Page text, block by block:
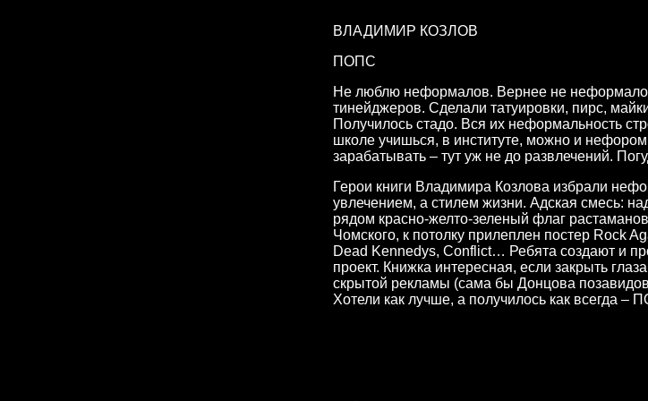
ВЛАДИМИР КОЗЛОВ
ПОПС
Не люблю неформалов. Вернее не
тинейджеров. Сделали татуировки, пирс,
Получилось стадо. Вся их неформальность
школе учишься, в институте, можно и
зарабатывать – тут уж не до развлечений.
Герои книги Владимира Козлова избрали
увлечением, а стилем жизни. Адская смесь:
рядом красно-желто-зеленый флаг
Чомского, к потолку прилеплен постер Rock
Dead Kennedys, Conflict… Ребята создают и
проект. Книжка интересная, если закрыть
скрытой рекламы (сама бы Донцова
Хотели как лучше, а получилось как всегда –